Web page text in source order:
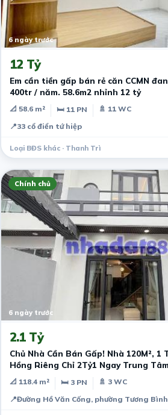
6 ngày trước
12 Tỷ
Em cần tiền gấp bán rẻ căn CCMN
400tr / năm. 58.6m2 nhỉnh 12 tỷ
📐 58.6 m² 🛏 11 PN
🚿 11 WC
📍33 cổ điển tứ hiệp
Loại BĐS khác · Thanh Trì
Chính chủ
6 ngày trước
2.1 Tỷ
Chủ Nhà Cần Bán Gấp! Nhà 120M², 1
Hồng Riêng Chỉ 2Tỷ1 Ngay Trung
📐 118.4 m² 🛏 3 PN
🚿 3 WC
📍Đường Hồ Văn Cống, phường Tương